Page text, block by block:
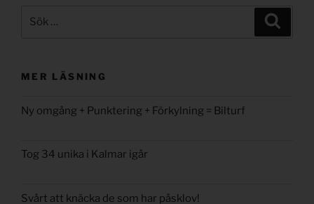
MER LÄSNING
Ny omgång + Punktering + Förkylning = Bilturf
Tog 34 unika i Kalmar igår
Svårt att knäcka de som har påsklov!